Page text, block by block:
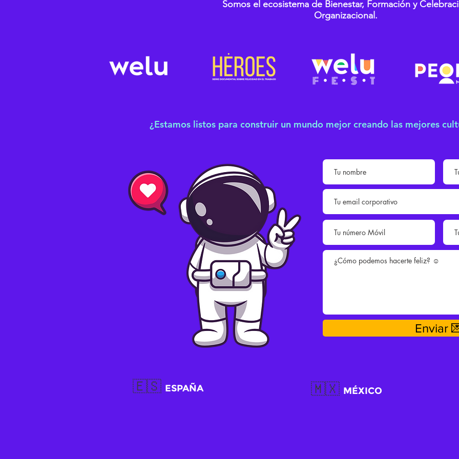
Somos el ecosistema de Bienestar, Formación y
Organizacional.
¿Estamos listos para construir un mundo mejor creando las mejores
🇪🇸 ESPAÑA
Enviar
🇲🇽 MÉXICO